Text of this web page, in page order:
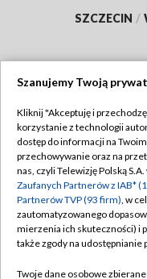
SZCZECIN /
Abonament TVP
Emisja w TVP
Centrum informacji
Naziemna Telewizja
Szanujemy Twoją
Kliknij "Akceptuję i
korzystanie z technologii
dostęp do informacji na
przechowywanie oraz na
nas, czyli Telewizję Polską
Zaufanych Partnerów z IAB*
Partnerów TVP (93 firm), w
zautomatyzowanego
mierzenia ich skuteczności) i
także zgody na udostępnianie
Twoje dane osobowe